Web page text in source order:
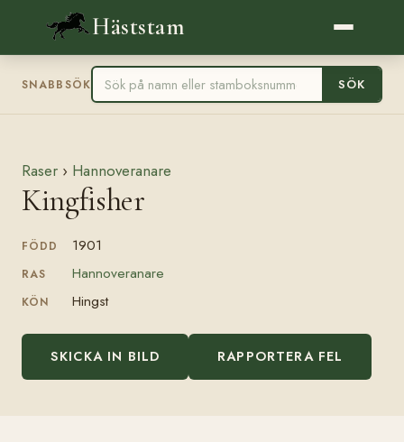
Häststam
SNABBSÖK SÖK
Raser › Hannoveranare
Kingfisher
FÖDD 1901
RAS Hannoveranare
KÖN Hingst
SKICKA IN BILD RAPPORTERA FEL